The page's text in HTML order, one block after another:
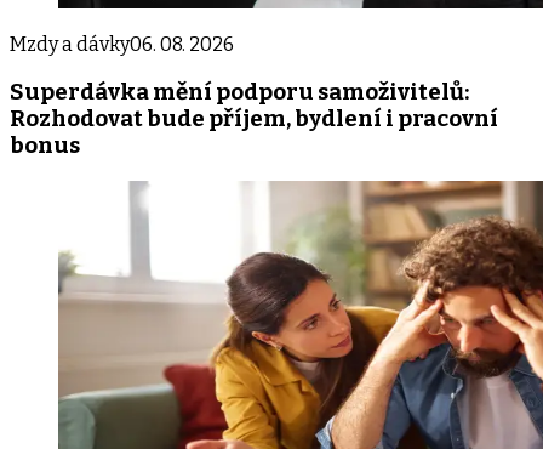
Mzdy a dávky06. 08. 2026
Superdávka mění podporu samoživitelů:
Rozhodovat bude příjem, bydlení i pracovní
bonus